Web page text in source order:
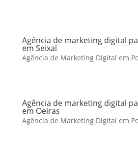
Agência de marketing digital
em Seixal
Agência de Marketing Digital em
Agência de marketing digital
em Oeiras
Agência de Marketing Digital em